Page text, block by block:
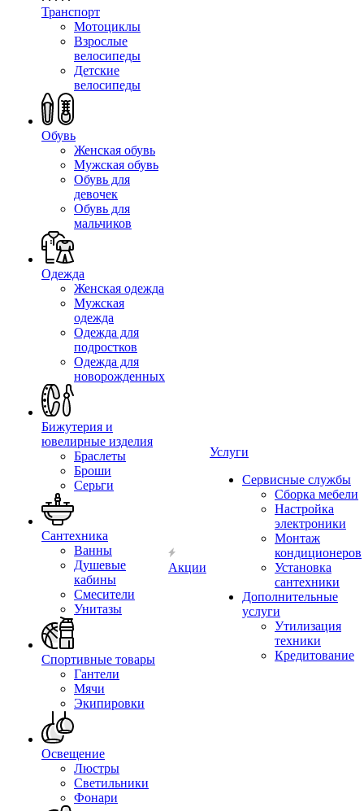
Транспорт
Мотоциклы
Взрослые
велосипеды
Детские
велосипеды
Обувь
Женская обувь
Мужская обувь
Обувь для
девочек
Обувь для
мальчиков
Одежда
Женская одежда
Мужская
одежда
Одежда для
подростков
Одежда для
новорожденных
Бижутерия и
ювелирные изделия
Браслеты
Броши
Серьги
Сантехника
Ванны
Душевые
кабины
Смесители
Унитазы
Спортивные товары
Гантели
Мячи
Экипировки
Освещение
Люстры
Светильники
Фонари
Акции
Услуги
Сервисные службы
Сборка мебели
Настройка
электроники
Монтаж
кондиционеров
Установка
сантехники
Дополнительные
услуги
Утилизация
техники
Кредитование